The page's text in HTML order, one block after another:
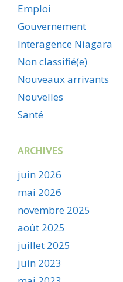
Emploi
Gouvernement
Interagence Niagara
Non classifié(e)
Nouveaux arrivants
Nouvelles
Santé
ARCHIVES
juin 2026
mai 2026
novembre 2025
août 2025
juillet 2025
juin 2023